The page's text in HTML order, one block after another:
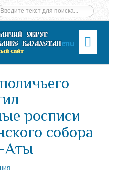
Menu
росписи
собора
Аты